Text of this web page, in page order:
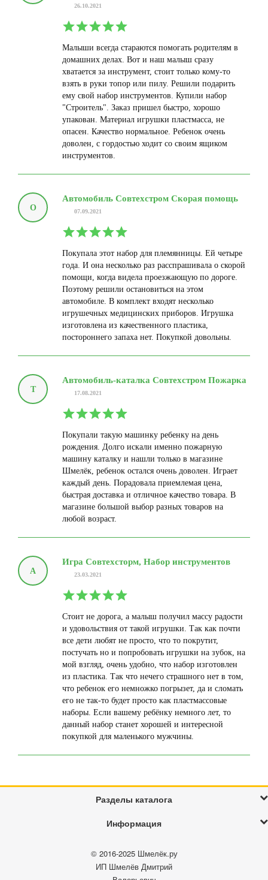
26.10.2021
Малыши всегда стараются помогать родителям в
домашних делах. Вот и наш малыш сразу
хватается за инструмент, стоит только кому-то
взять в руки топор или пилу. Решили подарить
ему свой набор инструментов. Купили набор
"Строитель". Заказ пришел быстро, хорошо
упакован. Материал игрушки пластмасса, не
опасен. Качество нормальное. Ребенок очень
доволен, с гордостью ходит со своим ящиком
инструментов.
О
Автомобиль Совтехстром Скорая помощь
07.09.2021
Покупала этот набор для племянницы. Ей четыре
года. И она несколько раз расспрашивала о скорой
помощи, когда видела проезжающую по дороге.
Поэтому решили остановиться на этом
автомобиле. В комплект входят несколько
игрушечных медицинских приборов. Игрушка
изготовлена из качественного пластика,
постороннего запаха нет. Покупкой довольны.
Т
Автомобиль-каталка Совтехстром Пожарка
17.08.2021
Покупали такую машинку ребенку на день
рождения. Долго искали именно пожарную
машину каталку и нашли только в магазине
Шмелёк, ребенок остался очень доволен. Играет
каждый день. Порадовала приемлемая цена,
быстрая доставка и отличное качество товара. В
магазине большой выбор разных товаров на
любой возраст.
А
Игра Совтехсторм, Набор инструментов
23.03.2021
Стоит не дорога, а малыш получил массу радости
и удовольствия от такой игрушки. Так как почти
все дети любят не просто, что то покрутит,
постучать но и попробовать игрушки на зубок, на
мой взгляд, очень удобно, что набор изготовлен
из пластика. Так что нечего страшного нет в том,
что ребенок его немножко погрызет, да и сломать
его не так-то будет просто как пластмассовые
наборы. Если вашему ребёнку немного лет, то
данный набор станет хорошей и интересной
покупкой для маленького мужчины.
Разделы каталога
Информация
© 2016-2025 Шмелёк.ру
ИП Шмелёв Дмитрий